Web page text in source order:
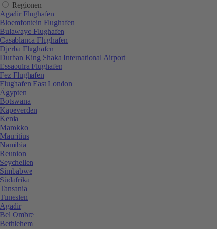
Regionen
Agadir Flughafen
Bloemfontein Flughafen
Bulawayo Flughafen
Casablanca Flughafen
Djerba Flughafen
Durban King Shaka International Airport
Essaouira Flughafen
Fez Flughafen
Flughafen East London
Ägypten
Botswana
Kapeverden
Kenia
Marokko
Mauritius
Namibia
Reunion
Seychellen
Simbabwe
Südafrika
Tansania
Tunesien
Agadir
Bel Ombre
Bethlehem